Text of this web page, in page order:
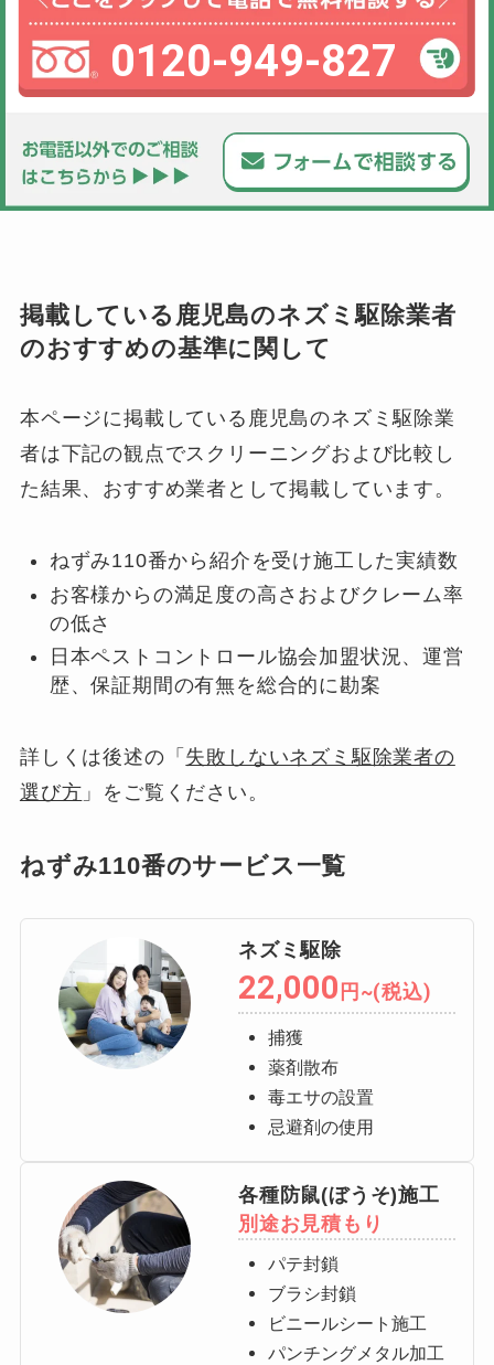
0120-949-827
掲載している鹿児島のネズミ駆除業者
のおすすめの基準に関して
本ページに掲載している鹿児島のネズミ駆除業
者は下記の観点でスクリーニングおよび比較し
た結果、おすすめ業者として掲載しています。
ねずみ110番から紹介を受け施工した実績数
お客様からの満足度の高さおよびクレーム率
の低さ
日本ペストコントロール協会加盟状況、運営
歴、保証期間の有無を総合的に勘案
詳しくは後述の「 失敗しないネズミ駆除業者の
選び方 」をご覧ください。
ねずみ110番のサービス一覧
ネズミ駆除
22,000 円~(税込)
捕獲
薬剤散布
毒エサの設置
忌避剤の使用
各種防鼠(ぼうそ)施工
別途お見積もり
パテ封鎖
ブラシ封鎖
ビニールシート施工
パンチングメタル加工